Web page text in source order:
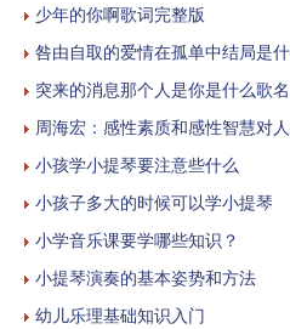
少年的你啊歌词完整版
咎由自取的爱情在孤单中结局是
突来的消息那个人是你是什么歌名
周海宏：感性素质和感性智慧对
小孩学小提琴要注意些什么
小孩子多大的时候可以学小提琴
小学音乐课要学哪些知识？
小提琴演奏的基本姿势和方法
幼儿乐理基础知识入门